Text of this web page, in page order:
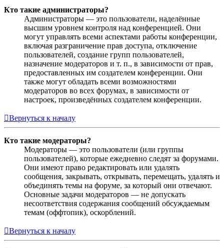
Кто такие администраторы?
Администраторы — это пользователи, наделённые
высшим уровнем контроля над конференцией. Они
могут управлять всеми аспектами работы конференции,
включая разграничение прав доступа, отключение
пользователей, создание групп пользователей,
назначение модераторов и т. п., в зависимости от прав,
предоставленных им создателем конференции. Они
также могут обладать всеми возможностями
модераторов во всех форумах, в зависимости от
настроек, произведённых создателем конференции.
Вернуться к началу
Кто такие модераторы?
Модераторы — это пользователи (или группы
пользователей), которые ежедневно следят за форумами.
Они имеют право редактировать или удалять
сообщения, закрывать, открывать, перемещать, удалять и
объединять темы на форуме, за который они отвечают.
Основные задачи модераторов — не допускать
несоответствия содержания сообщений обсуждаемым
темам (оффтопик), оскорблений.
Вернуться к началу